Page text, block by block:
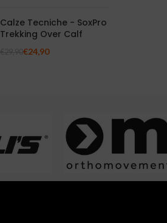
Calze Tecniche - SoxPro
Trekking Over Calf
€24,90